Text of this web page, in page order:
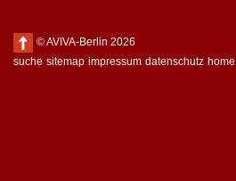
© AVIVA-Berlin 2026
suche sitemap impressum datenschutz home